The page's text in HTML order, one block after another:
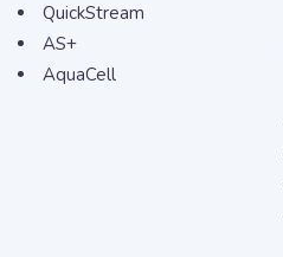
QuickStream
AS+
AquaCell